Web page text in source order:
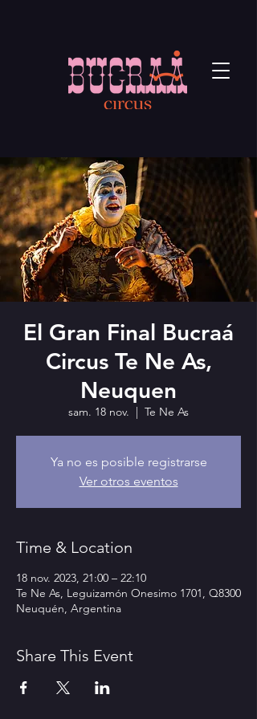
El Gran Final Bucraá
Circus Te Ne As,
Neuquen
sam. 18 nov.
  |
Te Ne As
Ya no es posible registrarse
Ver otros eventos
Time & Location
18 nov. 2023, 21:00 – 22:10
Te Ne As, Leguizamón Onesimo 1701, Q8300
Neuquén, Argentina
Share This Event